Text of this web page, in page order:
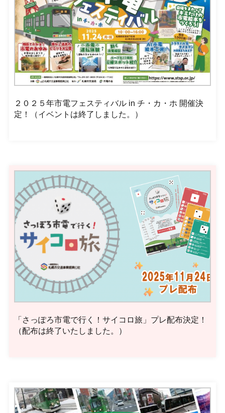
２０２５年市電フェスティバル in チ・カ・ホ 開催決
定！（イベントは終了しました。）
「さっぽろ市電で行く！サイコロ旅」プレ配布決定！
（配布は終了いたしました。）